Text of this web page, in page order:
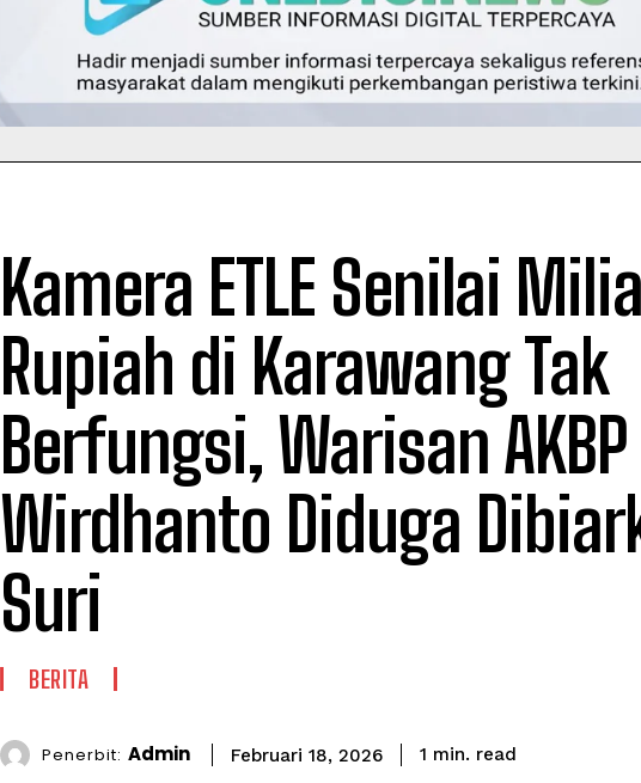
Kamera ETLE Senilai
Rupiah di Karawang Tak
Berfungsi, Warisan AKBP
Wirdhanto Diduga
Suri
BERITA
Penerbit: Admin Februari 18, 2026 1 min. read